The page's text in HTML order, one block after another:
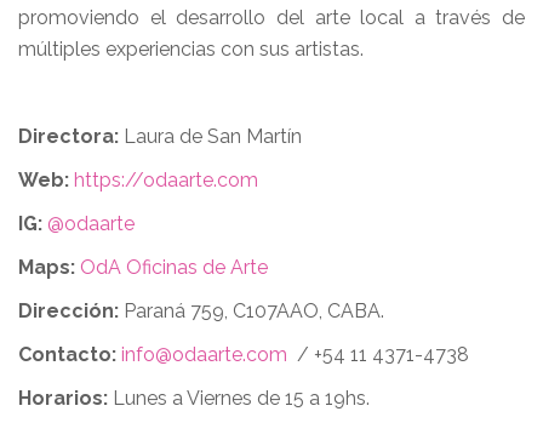
promoviendo el desarrollo del arte local a través de
múltiples experiencias con sus artistas.
Directora: Laura de San Martín
Web: https://odaarte.com
IG: @odaarte
Maps: OdA Oficinas de Arte
Dirección: Paraná 759, C107AAO, CABA.
Contacto: info@odaarte.com / +54 11 4371-4738
Horarios: Lunes a Viernes de 15 a 19hs.